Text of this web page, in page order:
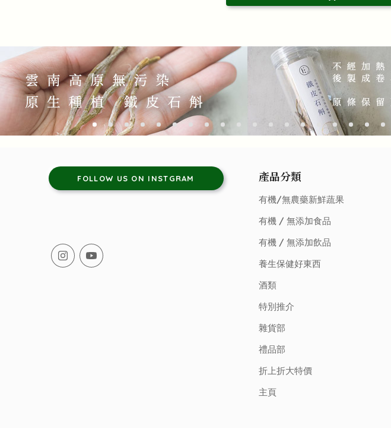
FOLLOW US ON INSTGRAM 產品分類
有機/無農藥新鮮蔬果
有機 / 無添加食品
有機 / 無添加飲品
養生保健好東西
酒類
特別推介
雜貨部
禮品部
折上折大特價
主頁